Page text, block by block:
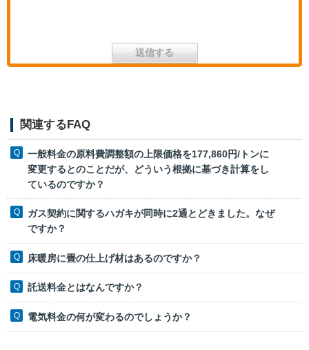
関連するFAQ
一般料金の原料費調整額の上限価格を177,860円/トンに
変更するとのことだが、どういう根拠に基づき計算をし
ているのですか？
ガス契約に関するハガキが同時に2通とどきました。なぜ
ですか？
床暖房に畳の仕上げ材はあるのですか？
託送料金とはなんですか？
電気料金の何が変わるのでしょうか？